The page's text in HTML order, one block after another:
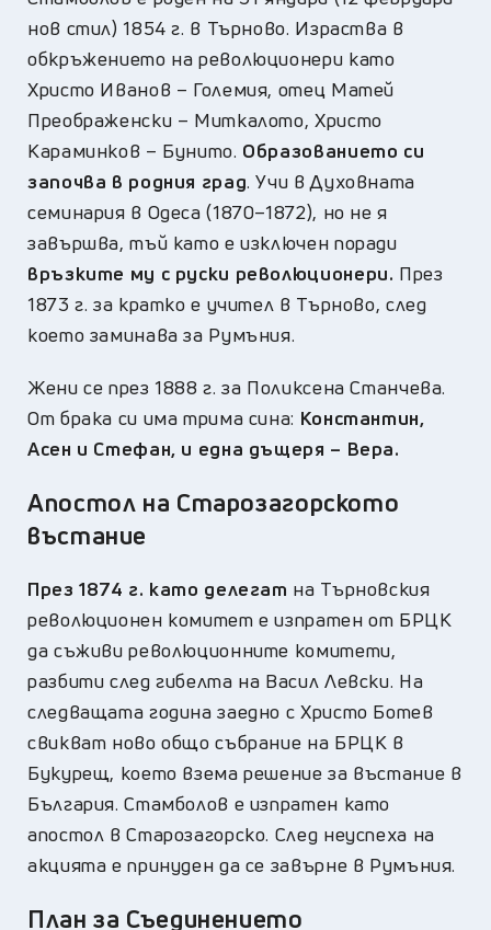
нов стил) 1854 г. в Търново. Израства в
обкръжението на революционери като
Христо Иванов – Големия, отец Матей
Преображенски – Миткалото, Христо
Караминков – Бунито. Образованието си
започва в родния град. Учи в Духовната
семинария в Одеса (1870–1872), но не я
завършва, тъй като е изключен поради
връзките му с руски революционери. През
1873 г. за кратко е учител в Търново, след
което заминава за Румъния.
Жени се през 1888 г. за Поликсена Станчева.
От брака си има трима сина: Константин,
Асен и Стефан, и една дъщеря – Вера.
Апостол на Старозагорското
въстание
През 1874 г. като делегат на Търновския
революционен комитет е изпратен от БРЦК
да съживи революционните комитети,
разбити след гибелта на Васил Левски. На
следващата година заедно с Христо Ботев
свикват ново общо събрание на БРЦК в
Букурещ, което взема решение за въстание в
България. Стамболов е изпратен като
апостол в Старозагорско. След неуспеха на
акцията е принуден да се завърне в Румъния.
План за Съединението